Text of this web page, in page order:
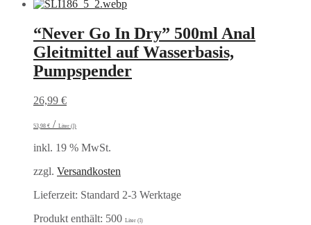
“Never Go In Dry” 500ml Anal
Gleitmittel auf Wasserbasis,
Pumpspender
26,99 €
53,98 € / Liter (l)
inkl. 19 % MwSt.
zzgl. Versandkosten
Lieferzeit: Standard 2-3 Werktage
Produkt enthält: 500 Liter (l)